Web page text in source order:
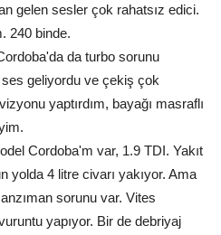
gelen sesler çok rahatsız edici.
240 binde.
da turbo sorunu
geliyordu ve çekiş çok
yaptırdım, bayağı masraflı
Cordoba'm var, 1.9 TDI. Yakıt
yolda 4 litre civarı yakıyor. Ama
sorunu var. Vites
yapıyor. Bir de debriyaj